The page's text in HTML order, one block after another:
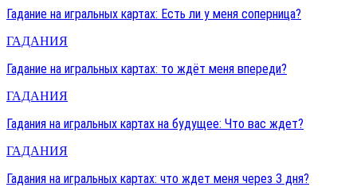
Гадание на игральных картах: Есть ли у меня соперница?
ГАДАНИЯ
Гадание на игральных картах: то ждёт меня впереди?
ГАДАНИЯ
Гадания на игральных картах на будущее: Что вас ждет?
ГАДАНИЯ
Гадания на игральных картах: что ждет меня через 3 дня?